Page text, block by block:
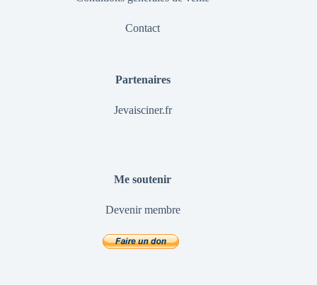
Contact
Partenaires
Jevaisciner.fr
Me soutenir
Devenir membre